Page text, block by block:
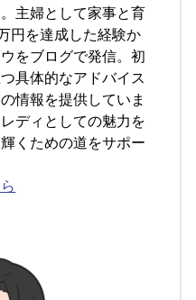
主婦として家事と育
円を達成した経験か
をブログで発信。初
具体的なアドバイス
情報を提供していま
ディとしての魅力を
くための道をサポー